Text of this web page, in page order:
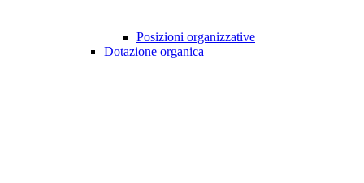
Posizioni organizzative
Dotazione organica